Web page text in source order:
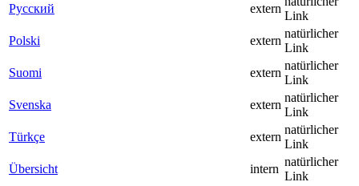
Русский
extern
Link
Polski
extern
natürlicher
Link
Suomi
extern
natürlicher
Link
Svenska
extern
natürlicher
Link
Türkçe
extern
natürlicher
Link
Übersicht
intern
natürlicher
Link